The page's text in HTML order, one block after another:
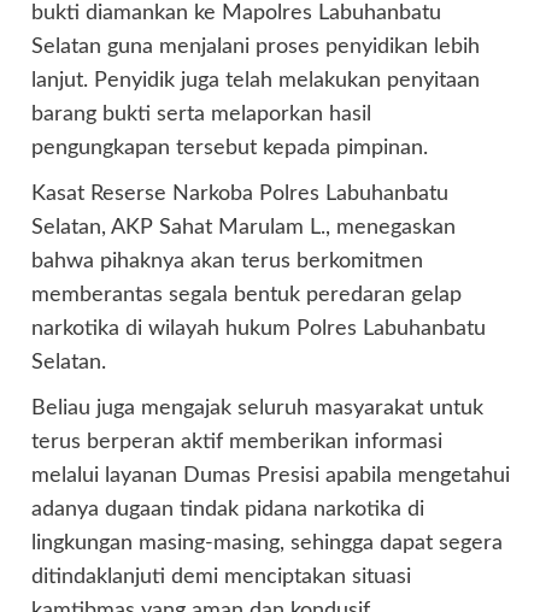
bukti diamankan ke Mapolres Labuhanbatu
Selatan guna menjalani proses penyidikan lebih
lanjut. Penyidik juga telah melakukan penyitaan
barang bukti serta melaporkan hasil
pengungkapan tersebut kepada pimpinan.
Kasat Reserse Narkoba Polres Labuhanbatu
Selatan, AKP Sahat Marulam L., menegaskan
bahwa pihaknya akan terus berkomitmen
memberantas segala bentuk peredaran gelap
narkotika di wilayah hukum Polres Labuhanbatu
Selatan.
Beliau juga mengajak seluruh masyarakat untuk
terus berperan aktif memberikan informasi
melalui layanan Dumas Presisi apabila mengetahui
adanya dugaan tindak pidana narkotika di
lingkungan masing-masing, sehingga dapat segera
ditindaklanjuti demi menciptakan situasi